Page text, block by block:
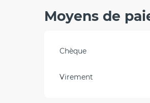
Moyens de
Chèque
Virement